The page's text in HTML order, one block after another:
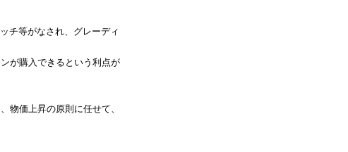
チ等がなされ、グレーディ
が購入できるという利点が
物価上昇の原則に任せて、